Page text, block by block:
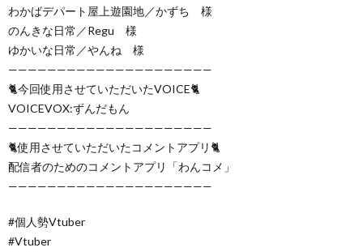
わかばデパート屋上遊園地／かずち 様
のんきな日常／Regu 様
ゆかいな日常／やんね 様
—————————————————————
🐈今回使用させていただいたVOICE🐈
VOICEVOX:ずんだもん
—————————————————————
🐈使用させていただいたコメントアプリ🐈
配信者のためのコメントアプリ「わんコメ」
—————————————————————
#個人勢Vtuber
#Vtuber